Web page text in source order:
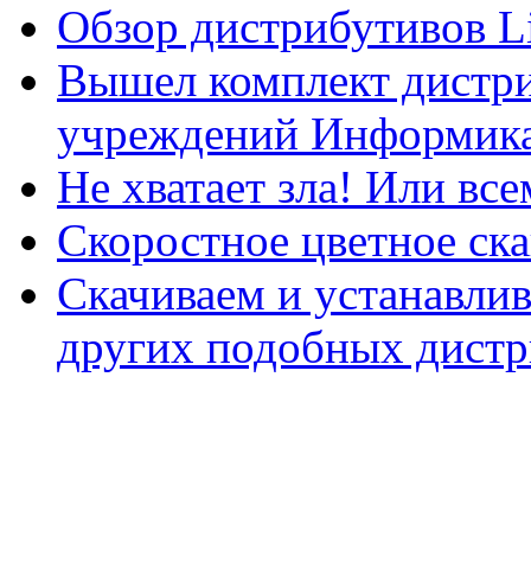
Обзор дистрибутивов
Вышел комплект
учреждений
Не хватает зла! Или
Скоростное цветное
Скачиваем и
других подобных